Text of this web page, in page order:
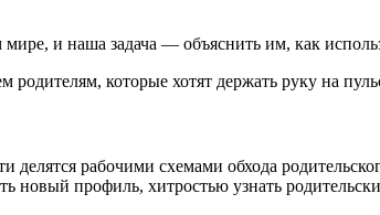
и наша задача — объяснить им, как
родителям, которые хотят держать руку на
делятся рабочими схемами обхода
новый профиль, хитростью узнать